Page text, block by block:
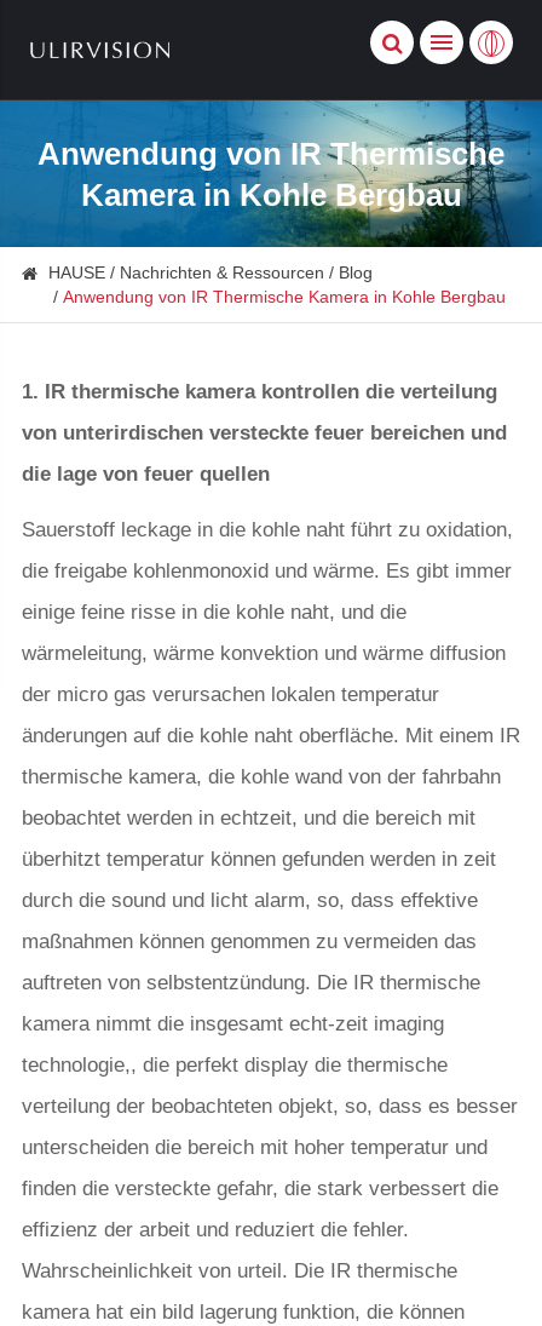
Anwendung von IR Thermische
Kamera in Kohle Bergbau
HAUSE Nachrichten & Ressourcen
Blog
Anwendung von IR Thermische Kamera in Kohle Bergbau
1. IR thermische kamera kontrollen die verteilung
von unterirdischen versteckte feuer bereichen und
die lage von feuer quellen
Sauerstoff leckage in die kohle naht führt zu oxidation,
die freigabe kohlenmonoxid und wärme. Es gibt immer
einige feine risse in die kohle naht, und die
wärmeleitung, wärme konvektion und wärme diffusion
der micro gas verursachen lokalen temperatur
änderungen auf die kohle naht oberfläche. Mit einem IR
thermische kamera, die kohle wand von der fahrbahn
beobachtet werden in echtzeit, und die bereich mit
überhitzt temperatur können gefunden werden in zeit
durch die sound und licht alarm, so, dass effektive
maßnahmen können genommen zu vermeiden das
auftreten von selbstentzündung. Die IR thermische
kamera nimmt die insgesamt echt-zeit imaging
technologie,, die perfekt display die thermische
verteilung der beobachteten objekt, so, dass es besser
unterscheiden die bereich mit hoher temperatur und
finden die versteckte gefahr, die stark verbessert die
effizienz der arbeit und reduziert die fehler.
Wahrscheinlichkeit von urteil. Die IR thermische
kamera hat ein bild lagerung funktion, die können